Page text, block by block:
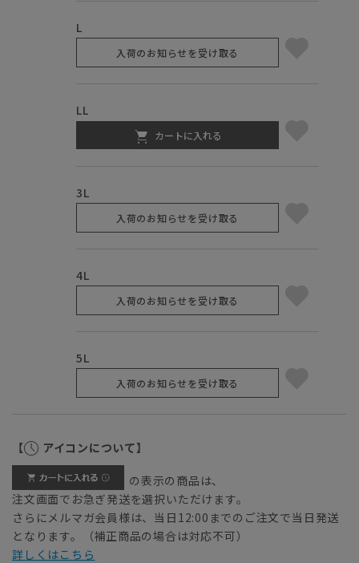
L
入荷のお知らせを受け取る
LL
カートに入れる
3L
入荷のお知らせを受け取る
4L
入荷のお知らせを受け取る
5L
入荷のお知らせを受け取る
【 アイコンについて】
の表示の商品は、
注文画面でお急ぎ発送を選択いただけます。
さらにメルマガ会員様は、当日12:00までのご注文で当日発送
となります。（補正商品の場合は対応不可）
詳しくはこちら